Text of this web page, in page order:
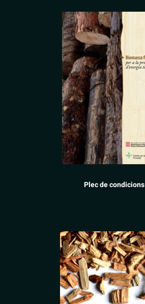
Plec de condicions